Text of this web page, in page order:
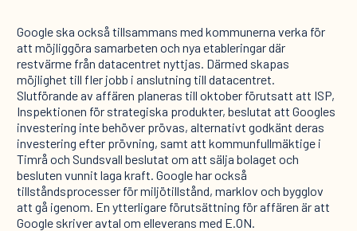
Google ska också tillsammans med kommunerna verka för
att möjliggöra samarbeten och nya etableringar där
restvärme från datacentret nyttjas. Därmed skapas
möjlighet till fler jobb i anslutning till datacentret.
Slutförande av affären planeras till oktober förutsatt att ISP,
Inspektionen för strategiska produkter, beslutat att Googles
investering inte behöver prövas, alternativt godkänt deras
investering efter prövning, samt att kommunfullmäktige i
Timrå och Sundsvall beslutat om att sälja bolaget och
besluten vunnit laga kraft. Google har också
tillståndsprocesser för miljötillstånd, marklov och bygglov
att gå igenom. En ytterligare förutsättning för affären är att
Google skriver avtal om elleverans med E.ON.